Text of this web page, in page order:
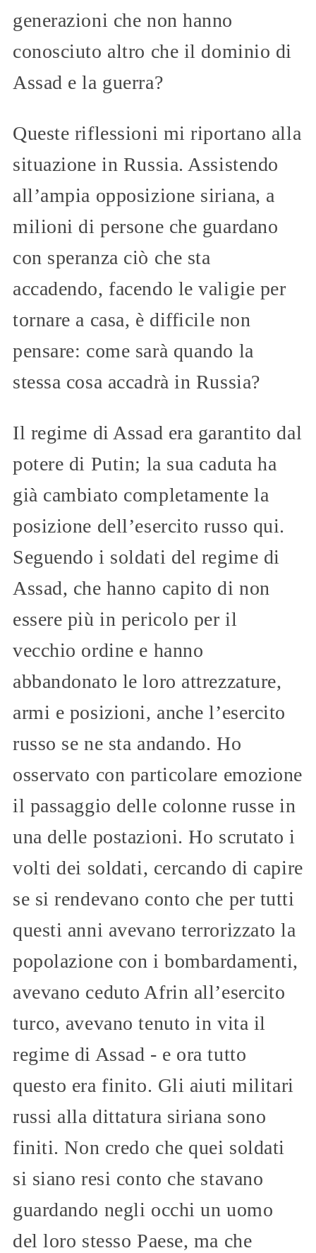
generazioni che non hanno
conosciuto altro che il dominio di
Assad e la guerra?
Queste riflessioni mi riportano alla
situazione in Russia. Assistendo
all’ampia opposizione siriana, a
milioni di persone che guardano
con speranza ciò che sta
accadendo, facendo le valigie per
tornare a casa, è difficile non
pensare: come sarà quando la
stessa cosa accadrà in Russia?
Il regime di Assad era garantito dal
potere di Putin; la sua caduta ha
già cambiato completamente la
posizione dell’esercito russo qui.
Seguendo i soldati del regime di
Assad, che hanno capito di non
essere più in pericolo per il
vecchio ordine e hanno
abbandonato le loro attrezzature,
armi e posizioni, anche l’esercito
russo se ne sta andando. Ho
osservato con particolare emozione
il passaggio delle colonne russe in
una delle postazioni. Ho scrutato i
volti dei soldati, cercando di capire
se si rendevano conto che per tutti
questi anni avevano terrorizzato la
popolazione con i bombardamenti,
avevano ceduto Afrin all’esercito
turco, avevano tenuto in vita il
regime di Assad - e ora tutto
questo era finito. Gli aiuti militari
russi alla dittatura siriana sono
finiti. Non credo che quei soldati
si siano resi conto che stavano
guardando negli occhi un uomo
del loro stesso Paese, ma che